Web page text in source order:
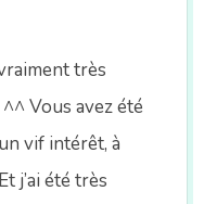
très
Vous avez été
vif intérêt, à
j’ai été très